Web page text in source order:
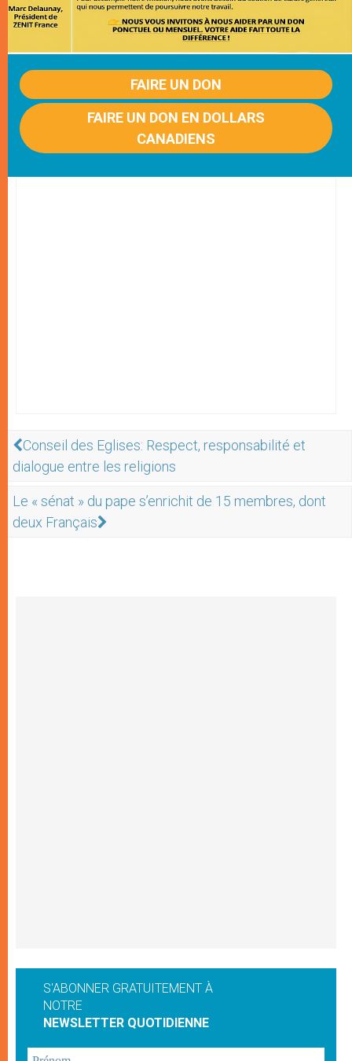
FAIRE UN DON
FAIRE UN DON EN DOLLARS
CANADIENS
Conseil des Eglises: Respect, responsabilité et
dialogue entre les religions
Le « sénat » du pape s’enrichit de 15 membres, dont
deux Français
S'ABONNER GRATUITEMENT À
NOTRE
NEWSLETTER QUOTIDIENNE